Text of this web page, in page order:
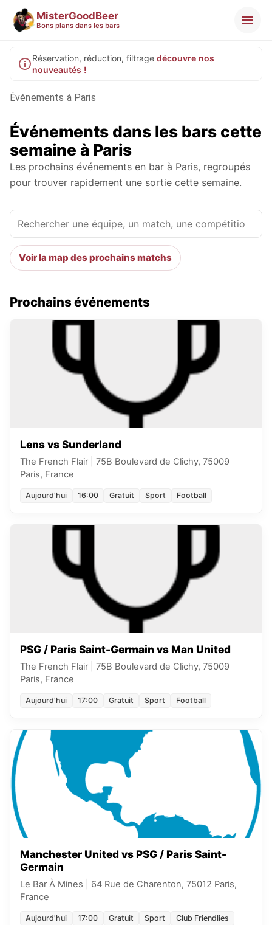
MisterGoodBeer
Bons plans dans les bars
Réservation, réduction, filtrage découvre nos
nouveautés !
Événements à Paris
Événements dans les bars cette
semaine à Paris
Les prochains événements en bar à Paris, regroupés
pour trouver rapidement une sortie cette semaine.
Voir la map des prochains matchs
Prochains événements
Lens vs Sunderland
The French Flair
75B Boulevard de Clichy, 75009
Paris, France
Aujourd'hui 16:00 Gratuit Sport Football
PSG / Paris Saint-Germain vs Man United
The French Flair
75B Boulevard de Clichy, 75009
Paris, France
Aujourd'hui 17:00 Gratuit Sport Football
Manchester United vs PSG / Paris Saint-
Germain
Le Bar À Mines
64 Rue de Charenton, 75012 Paris,
France
Aujourd'hui 17:00 Gratuit Sport Club Friendlies